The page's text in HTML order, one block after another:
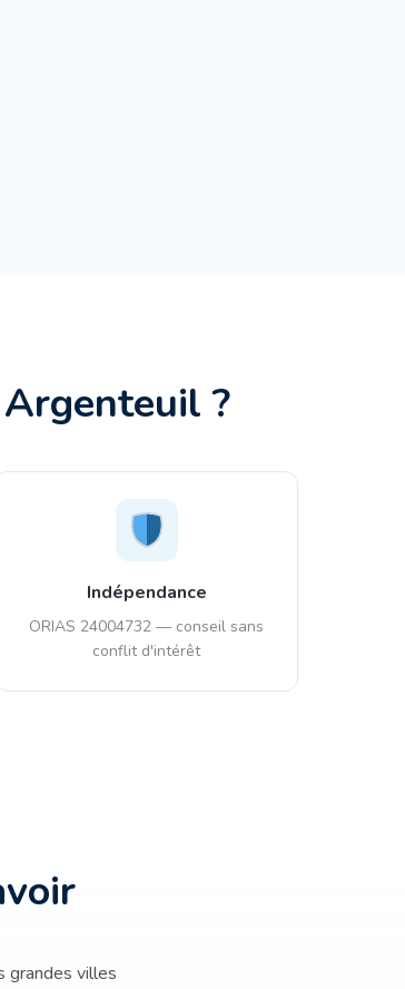
Argenteuil ?
Indépendance
ORIAS 24004732 — conseil sans
conflit d'intérêt
grandes villes